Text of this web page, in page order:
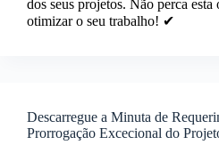
dos seus projetos. Não perca
otimizar o seu trabalho! ✔
Descarregue a Minuta de
Prorrogação Excecional do